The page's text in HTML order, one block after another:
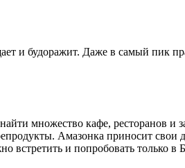
и будоражит. Даже в самый пик
множество кафе, ресторанов
Амазонка приносит
и попробовать только в